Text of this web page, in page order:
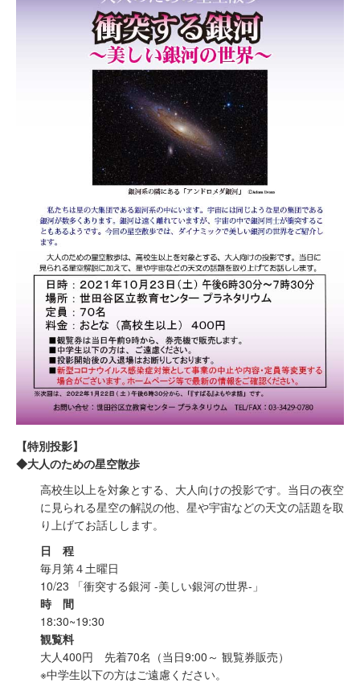
【特別投影】
◆大人のための星空散歩
高校生以上を対象とする、大人向けの投影です。当日の夜空
に見られる星空の解説の他、星や宇宙などの天文の話題を取
り上げてお話しします。
日 程
毎月第４土曜日
10/23 「衝突する銀河 -美しい銀河の世界-」
時 間
18:30~19:30
観覧料
大人400円 先着70名（当日9:00～ 観覧券販売）
※中学生以下の方はご遠慮ください。